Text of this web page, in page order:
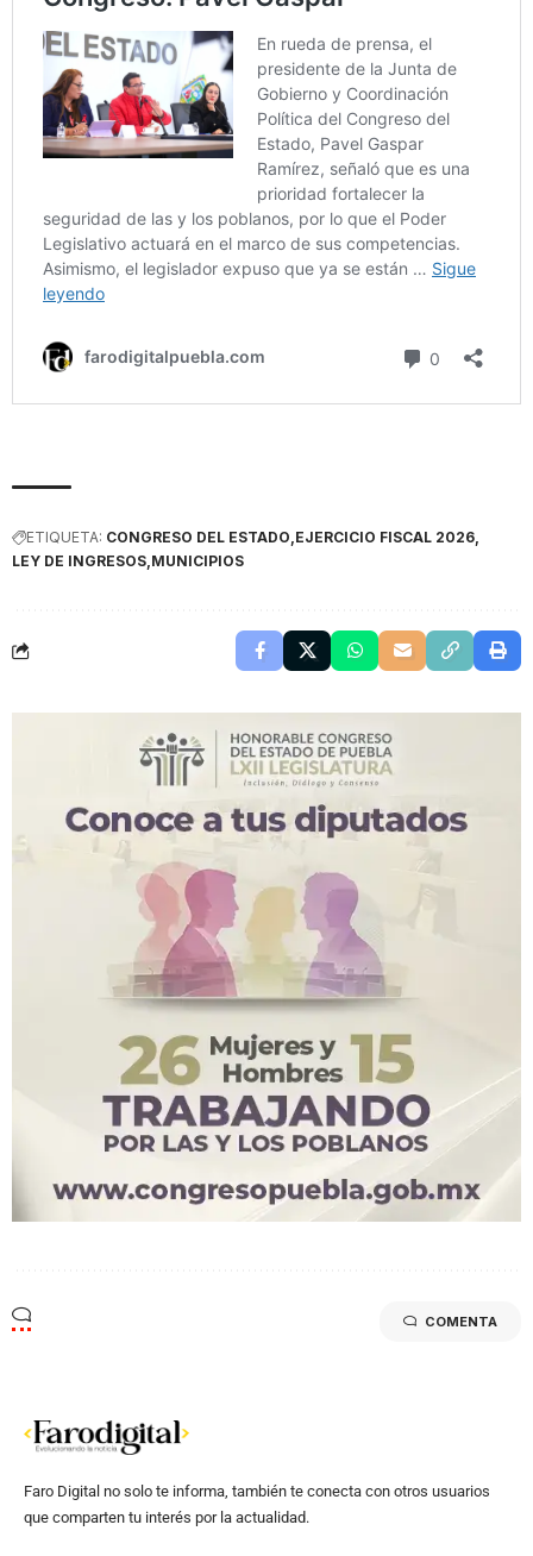
ETIQUETA: CONGRESO DEL ESTADO EJERCICIO FISCAL 2026
LEY DE INGRESOS MUNICIPIOS
COMENTA
Faro Digital no solo te informa, también te conecta con otros usuarios
que comparten tu interés por la actualidad.